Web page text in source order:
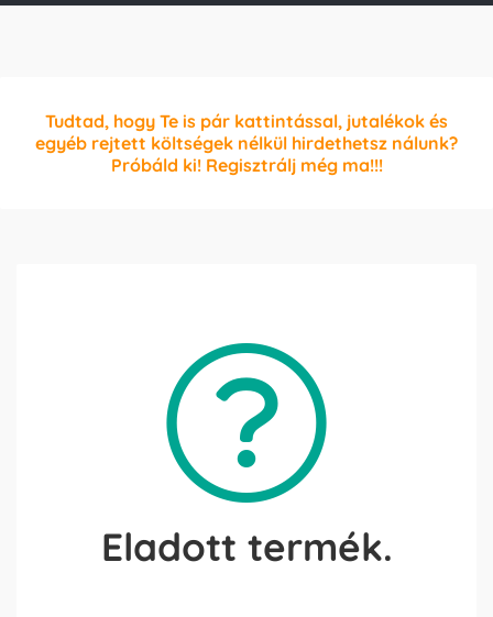
Tudtad, hogy Te is pár kattintással, jutalékok és
egyéb rejtett költségek nélkül hirdethetsz nálunk?
Próbáld ki! Regisztrálj még ma!!!
Eladott termék.